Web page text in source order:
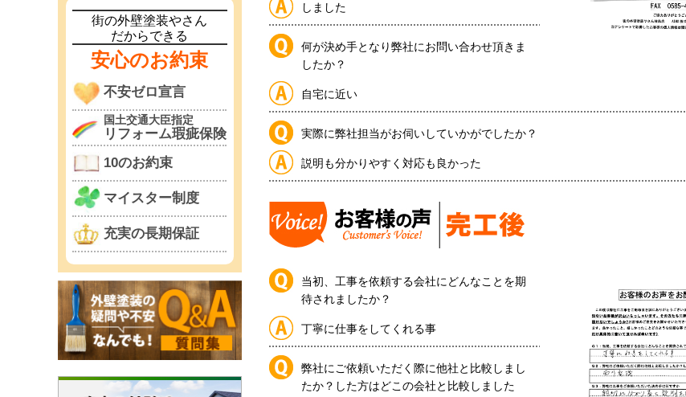
しました
何が決め手となり弊社にお問い合わせ頂きま
したか？
自宅に近い
実際に弊社担当がお伺いしていかがでしたか？
説明も分かりやすく対応も良かった
当初、工事を依頼する会社にどんなことを期
待されましたか？
丁寧に仕事をしてくれる事
弊社にご依頼いただく際に他社と比較しまし
たか？した方はどこの会社と比較しました
街の外壁塗装やさん
だからできる
安心のお約束
不安ゼロ宣言
国土交通大臣指定
リフォーム瑕疵保険
10のお約束
マイスター制度
充実の長期保証